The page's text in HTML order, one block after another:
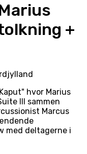
+
hvor Marius
III sammen
Marcus
med deltagerne i